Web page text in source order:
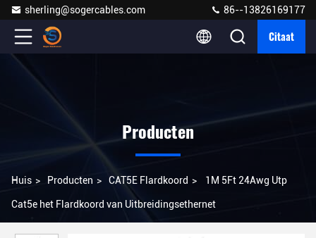
sherling@sogercables.com 86--13826169177
Citaat
Producten
Huis > Producten > CAT5E Flardkoord > 1M 5Ft 24Awg Utp
Cat5e het Flardkoord van Uitbreidingsethernet